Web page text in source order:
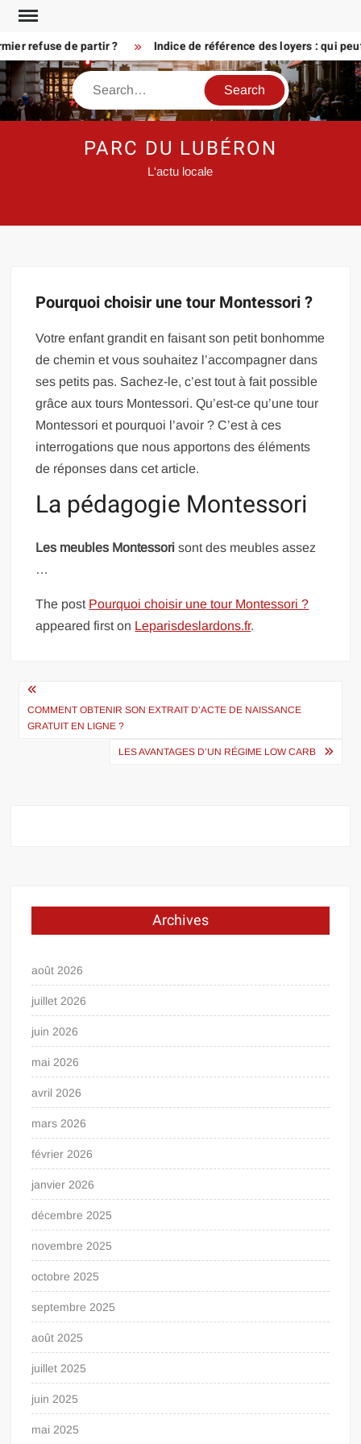
Skip
contentrefuse de partir ? Indice de référence des loyers : qui
Search
PARC DU LUBÉRON
L'actu locale
Pourquoi choisir une tour Montessori ?
Votre enfant grandit en faisant son petit bonhomme
de chemin et vous souhaitez l’accompagner dans
ses petits pas. Sachez-le, c’est tout à fait possible
grâce aux tours Montessori. Qu’est-ce qu’une tour
Montessori et pourquoi l’avoir ? C’est à ces
interrogations que nous apportons des éléments
de réponses dans cet article.
La pédagogie Montessori
Les meubles Montessori sont des meubles assez
…
The post Pourquoi choisir une tour Montessori ?
appeared first on Leparisdeslardons.fr.
Navigation
de
COMMENT OBTENIR SON EXTRAIT D’ACTE DE NAISSANCE
GRATUIT EN LIGNE ?
LES AVANTAGES D’UN RÉGIME LOW CARB
Archives
août 2026
juillet 2026
juin 2026
mai 2026
avril 2026
mars 2026
février 2026
janvier 2026
décembre 2025
novembre 2025
octobre 2025
septembre 2025
août 2025
juillet 2025
juin 2025
mai 2025